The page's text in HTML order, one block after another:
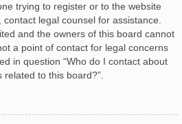
trying to register or to the website
legal counsel for assistance.
and the owners of this board cannot
a point of contact for legal concerns
in question “Who do I contact about
to this board?”.